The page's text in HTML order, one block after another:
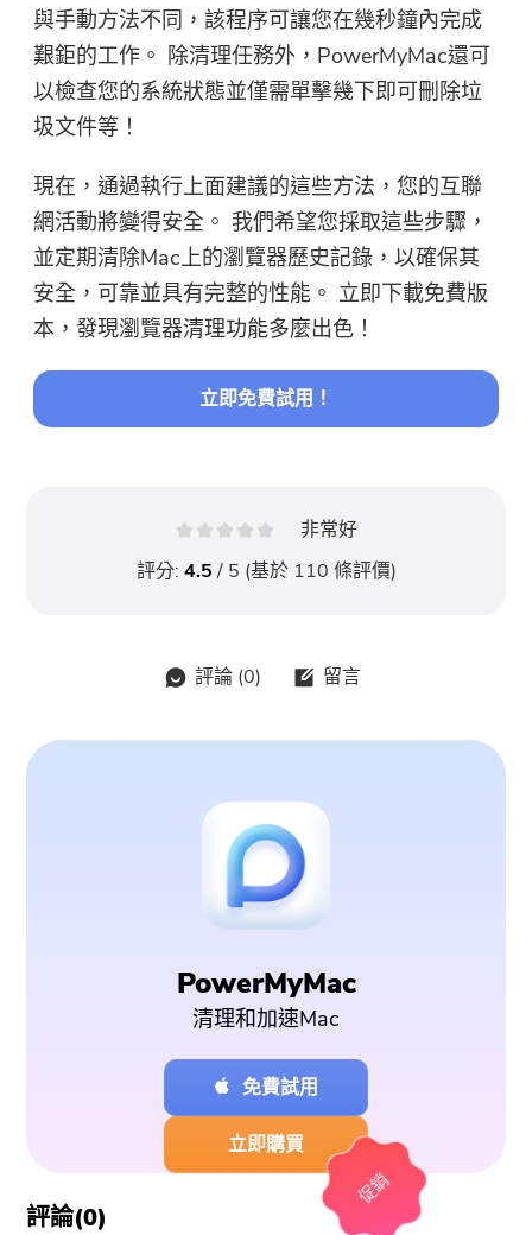
與手動方法不同，該程序可讓您在幾秒鐘內完成
艱鉅的工作。 除清理任務外，PowerMyMac還可
以檢查您的系統狀態並僅需單擊幾下即可刪除垃
圾文件等！
現在，通過執行上面建議的這些方法，您的互聯
網活動將變得安全。 我們希望您採取這些步驟，
並定期清除Mac上的瀏覽器歷史記錄，以確保其
安全，可靠並具有完整的性能。 立即下載免費版
本，發現瀏覽器清理功能多麼出色！
立即免費試用！
非常好
評分: 4.5/ 5 (基於 110 條評價)
評論 (0) 留言
PowerMyMac
清理和加速Mac
免費試用
立即購買
促銷
評論(0)